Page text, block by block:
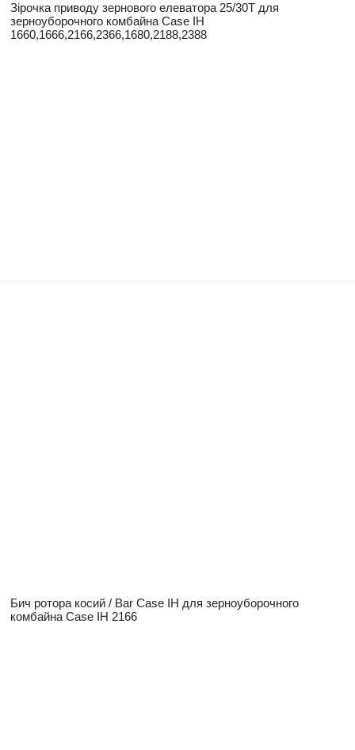
Зірочка приводу зернового елеватора 25/30Т для
зерноуборочного комбайна Case IH
1660,1666,2166,2366,1680,2188,2388
Бич ротора косий / Bar Case IH для зерноуборочного
комбайна Case IH 2166